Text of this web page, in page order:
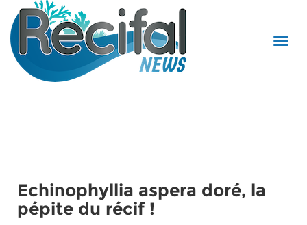
Echinophyllia aspera doré, la
pépite du récif !